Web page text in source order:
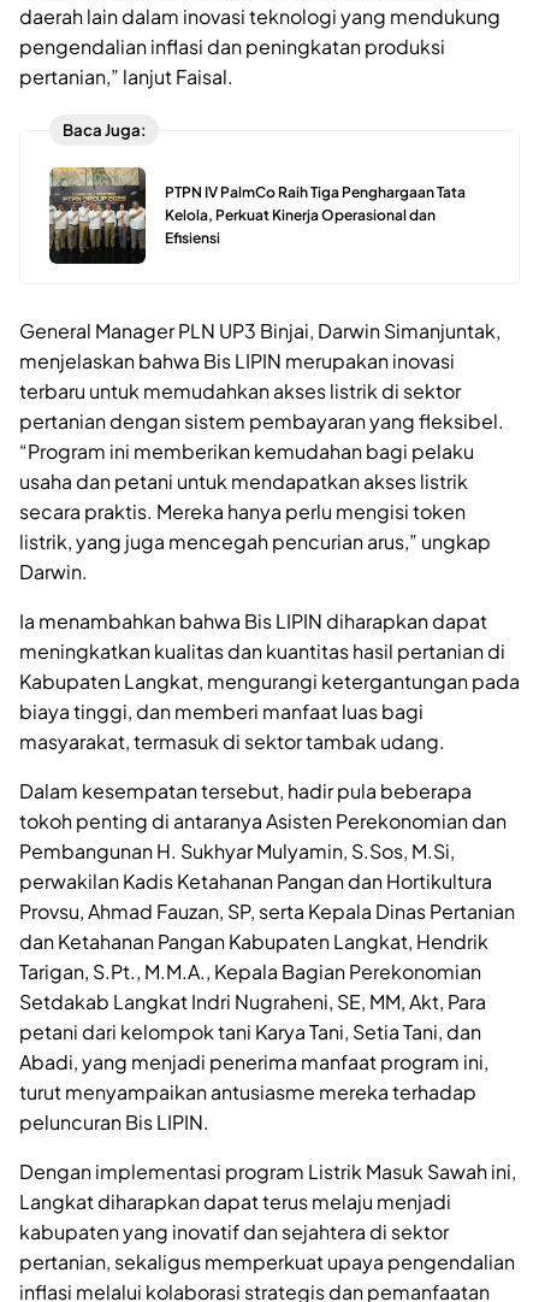
daerah lain dalam inovasi teknologi yang mendukung
pengendalian inflasi dan peningkatan produksi
pertanian,” lanjut Faisal.
Baca Juga:
PTPN IV PalmCo Raih Tiga Penghargaan Tata
Kelola, Perkuat Kinerja Operasional dan
Efisiensi
General Manager PLN UP3 Binjai, Darwin Simanjuntak,
menjelaskan bahwa Bis LIPIN merupakan inovasi
terbaru untuk memudahkan akses listrik di sektor
pertanian dengan sistem pembayaran yang fleksibel.
“Program ini memberikan kemudahan bagi pelaku
usaha dan petani untuk mendapatkan akses listrik
secara praktis. Mereka hanya perlu mengisi token
listrik, yang juga mencegah pencurian arus,” ungkap
Darwin.
Ia menambahkan bahwa Bis LIPIN diharapkan dapat
meningkatkan kualitas dan kuantitas hasil pertanian di
Kabupaten Langkat, mengurangi ketergantungan pada
biaya tinggi, dan memberi manfaat luas bagi
masyarakat, termasuk di sektor tambak udang.
Dalam kesempatan tersebut, hadir pula beberapa
tokoh penting di antaranya Asisten Perekonomian dan
Pembangunan H. Sukhyar Mulyamin, S.Sos, M.Si,
perwakilan Kadis Ketahanan Pangan dan Hortikultura
Provsu, Ahmad Fauzan, SP, serta Kepala Dinas Pertanian
dan Ketahanan Pangan Kabupaten Langkat, Hendrik
Tarigan, S.Pt., M.M.A., Kepala Bagian Perekonomian
Setdakab Langkat Indri Nugraheni, SE, MM, Akt, Para
petani dari kelompok tani Karya Tani, Setia Tani, dan
Abadi, yang menjadi penerima manfaat program ini,
turut menyampaikan antusiasme mereka terhadap
peluncuran Bis LIPIN.
Dengan implementasi program Listrik Masuk Sawah ini,
Langkat diharapkan dapat terus melaju menjadi
kabupaten yang inovatif dan sejahtera di sektor
pertanian, sekaligus memperkuat upaya pengendalian
inflasi melalui kolaborasi strategis dan pemanfaatan